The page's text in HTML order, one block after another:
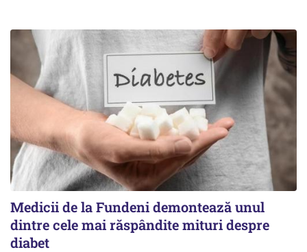
Medicii de la Fundeni demontează unul
dintre cele mai răspândite mituri despre
diabet